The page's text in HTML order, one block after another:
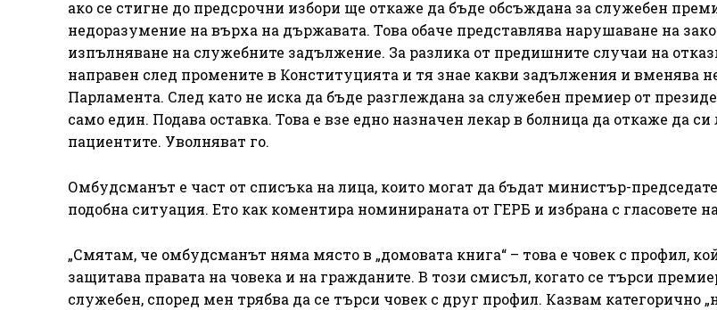
ако се стигне до предсрочни избори ще откаже да бъде обсъждана за служебен
недоразумение на върха на държавата. Това обаче представлява нарушаване на
изпълняване на служебните задължение. За разлика от предишните случаи на
направен след промените в Конституцията и тя знае какви задължения и вменява
Парламента. След като не иска да бъде разглеждана за служебен премиер от
само един. Подава оставка. Това е взе едно назначен лекар в болница да откаже да си
пациентите. Уволняват го.
Омбудсманът е част от списъка на лица, които могат да бъдат министър-
подобна ситуация. Ето как коментира номинираната от ГЕРБ и избрана с гласовете
„Смятам, че омбудсманът няма място в „домовата книга“ – това е човек с профил,
защитава правата на човека и на гражданите. В този смисъл, когато се търси
служебен, според мен трябва да се търси човек с друг профил. Казвам категорично